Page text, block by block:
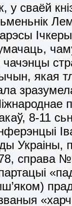
у сваёй
чачэнцы
якая
8-11
Украіны,
справа